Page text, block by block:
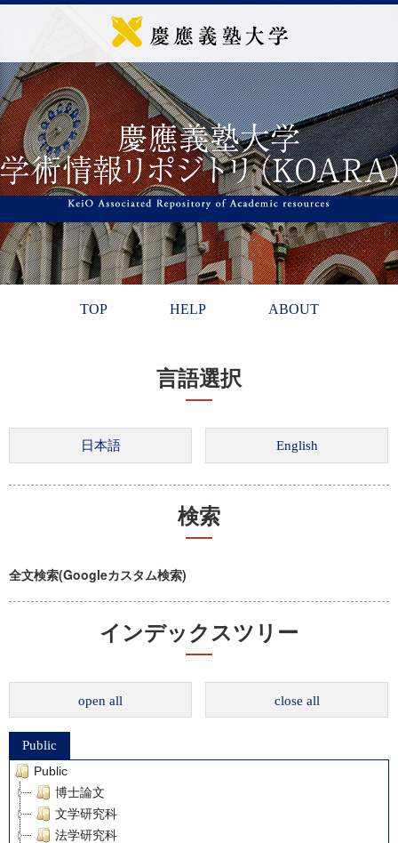
TOP HELP ABOUT
言語選択
検索
全文検索(Googleカスタム検索)
インデックスツリー
open all close all
Public
Public
博士論文
文学研究科
法学研究科